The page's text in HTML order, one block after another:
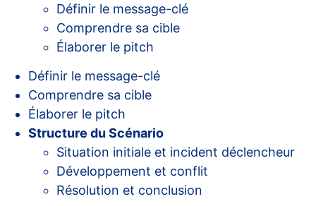
Définir le message-clé
Comprendre sa cible
Élaborer le pitch
Définir le message-clé
Comprendre sa cible
Élaborer le pitch
Structure du Scénario
Situation initiale et incident déclencheur
Développement et conflit
Résolution et conclusion